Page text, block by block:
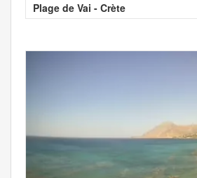
Plage de Vai - Crète